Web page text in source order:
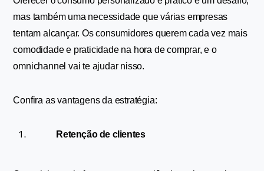
mas também uma necessidade que várias empresas
tentam alcançar. Os consumidores querem cada vez mais
comodidade e praticidade na hora de comprar, e o
omnichannel vai te ajudar nisso.
Confira as vantagens da estratégia:
Retenção de clientes